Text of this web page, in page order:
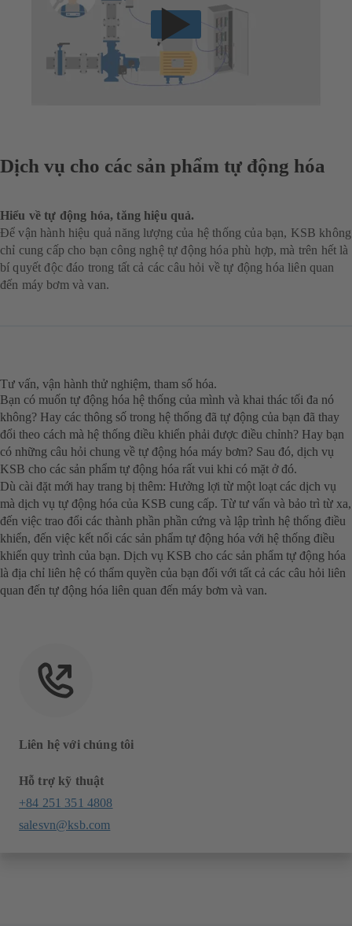
Dịch vụ cho các sản phẩm tự động hóa
Hiểu về tự động hóa, tăng hiệu quả.
Để vận hành hiệu quả năng lượng của hệ thống của bạn, KSB không
chỉ cung cấp cho bạn công nghệ tự động hóa phù hợp, mà trên hết là
bí quyết độc đáo trong tất cả các câu hỏi về tự động hóa liên quan
đến máy bơm và van.
Tư vấn, vận hành thử nghiệm, tham số hóa.
Bạn có muốn tự động hóa hệ thống của mình và khai thác tối đa nó
không? Hay các thông số trong hệ thống đã tự động của bạn đã thay
đổi theo cách mà hệ thống điều khiển phải được điều chỉnh? Hay bạn
có những câu hỏi chung về tự động hóa máy bơm? Sau đó, dịch vụ
KSB cho các sản phẩm tự động hóa rất vui khi có mặt ở đó.
Dù cài đặt mới hay trang bị thêm: Hưởng lợi từ một loạt các dịch vụ
mà dịch vụ tự động hóa của KSB cung cấp. Từ tư vấn và bảo trì từ xa,
đến việc trao đổi các thành phần phần cứng và lập trình hệ thống điều
khiển, đến việc kết nối các sản phẩm tự động hóa với hệ thống điều
khiển quy trình của bạn. Dịch vụ KSB cho các sản phẩm tự động hóa
là địa chỉ liên hệ có thẩm quyền của bạn đối với tất cả các câu hỏi liên
quan đến tự động hóa liên quan đến máy bơm và van.
Liên hệ với chúng tôi
Hỗ trợ kỹ thuật
+84 251 351 4808
salesvn@ksb.com